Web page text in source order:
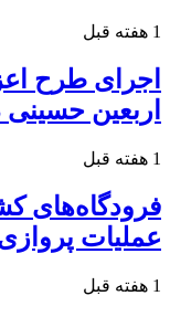
1 هفته قبل
اجرای طرح
اربعین
1 هفته قبل
فرودگاه‌های
عملیات
1 هفته قبل